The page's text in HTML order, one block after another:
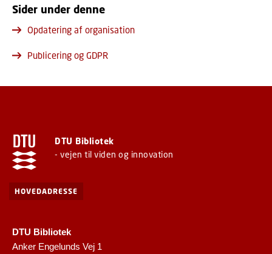
Sider under denne
Opdatering af organisation
Publicering og GDPR
DTU Bibliotek
- vejen til viden og innovation
HOVEDADRESSE
DTU Bibliotek
Anker Engelunds Vej 1